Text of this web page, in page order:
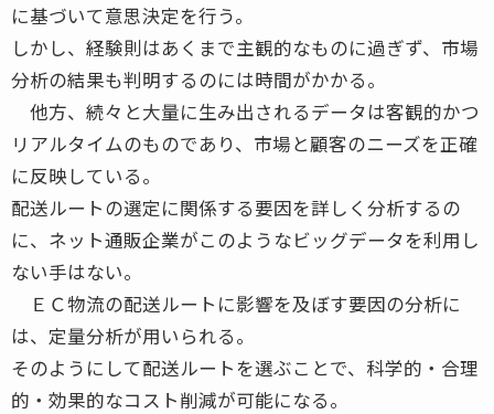
に基づいて意思決定を行う。
しかし、経験則はあくまで主観的なものに過ぎず、市場
分析の結果も判明するのには時間がかかる。
他方、続々と大量に生み出されるデータは客観的かつ
リアルタイムのものであり、市場と顧客のニーズを正確
に反映している。
配送ルートの選定に関係する要因を詳しく分析するの
に、ネット通販企業がこのようなビッグデータを利用し
ない手はない。
ＥＣ物流の配送ルートに影響を及ぼす要因の分析に
は、定量分析が用いられる。
そのようにして配送ルートを選ぶことで、科学的・合理
的・効果的なコスト削減が可能になる。